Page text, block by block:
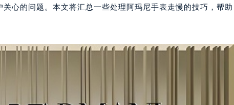
心的问题。本文将汇总一些处理阿玛尼手表走慢的技巧，帮助